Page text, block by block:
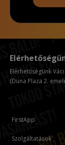
FirstApp
Szolgáltatások
Elérhetőségünk
(Duna Plaza 2.